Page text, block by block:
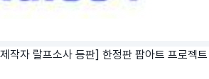
작자 랄프소사 등판] 한정판 팝아트 프로젝트